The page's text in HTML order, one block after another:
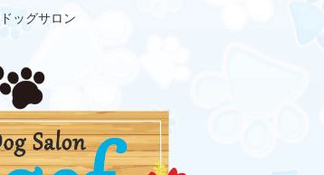
ッグサロン